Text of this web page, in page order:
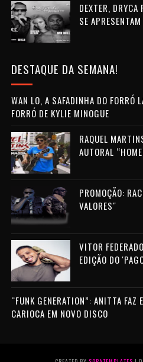
DEXTER,
SE
DESTAQUE DA SEMANA!
WAN LO, A SAFADINHA DO FORRÓ
FORRÓ DE KYLIE MINOGUE
RAQUEL
AUTORAL
PROMOÇÃO:
VALORES"
VITOR
EDIÇÃO DO
“FUNK GENERATION”: ANITTA FAZ
CARIOCA EM NOVO DISCO